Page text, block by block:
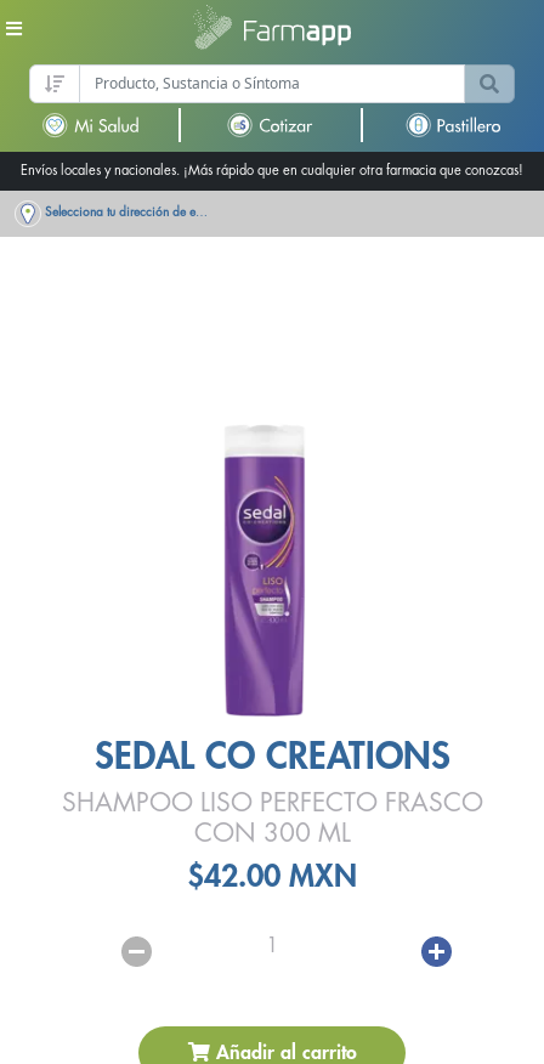
Envíos locales y nacionales. ¡Más rápido que en cualquier otra farmacia que conozcas!
Selecciona tu dirección de entrega
SEDAL CO CREATIONS
SHAMPOO LISO PERFECTO FRASCO
CON 300 ML
$42.00 MXN
1
Añadir al carrito